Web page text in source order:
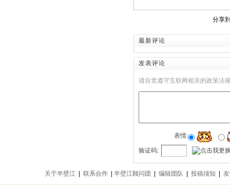
分享
最新评论
发表评论
请自觉遵守互联网相关的政策法
表情:
验证码:
关于半壁江 联系合作 半壁江顾问团 编辑团队 投稿须知